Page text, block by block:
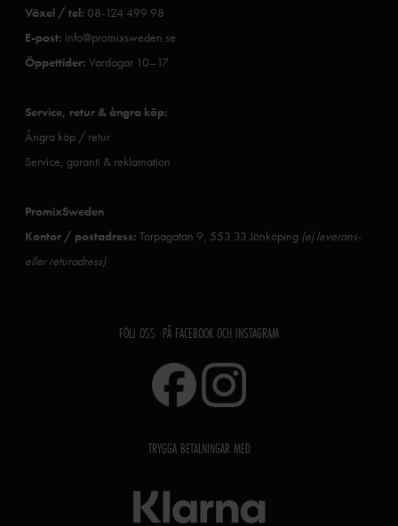
Växel / tel: 08-124 499 98
E-post: info@promixsweden.se
Öppettider: Vardagar 10–17
Service, retur & ångra köp:
Ångra köp / retur
Service, garanti & reklamation
PromixSweden
Kontor / postadress: Torpagatan 9, 553 33 Jönköping (ej leverans-
eller returadress)
FÖLJ OSS PÅ FACEBOOK OCH INSTAGRAM
TRYGGA BETALNINGAR MED